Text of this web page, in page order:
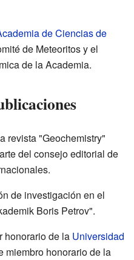
de Ciencias de
de Meteoritos y el
de la Academia.
revista "Geochemistry"
del consejo editorial de
de investigación en el
Boris Petrov".
honorario de la Universidad
miembro honorario de la